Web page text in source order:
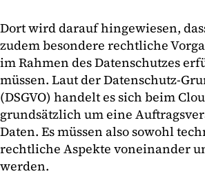
Dort wird darauf hingewiesen,
zudem besondere rechtliche
im Rahmen des Datenschutzes
müssen. Laut der Datenschutz-
(DSGVO) handelt es sich beim
grundsätzlich um eine
Daten. Es müssen also sowohl
rechtliche Aspekte voneinander
werden.